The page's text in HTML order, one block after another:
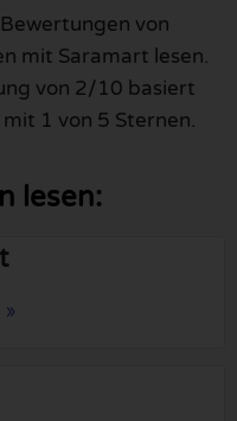
von
mit Saramart lesen.
von 2/10 basiert
1 von 5 Sternen.
lesen:
»